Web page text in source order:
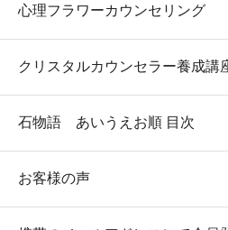
心理フラワーカウンセリング
クリスタルカウンセラー養成講
石物語 あいうえお順 目次
お客様の声